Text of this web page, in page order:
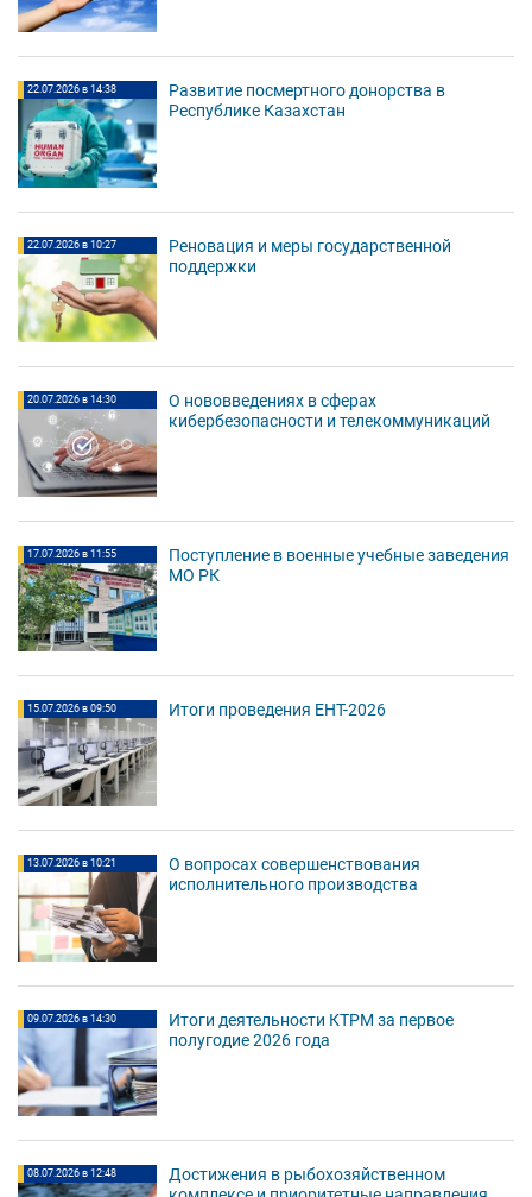
22.07.2026 в 14:38
Развитие посмертного донорства в
Республике Казахстан
22.07.2026 в 10:27
Реновация и меры государственной
поддержки
20.07.2026 в 14:30
О нововведениях в сферах
кибербезопасности и телекоммуникаций
17.07.2026 в 11:55
Поступление в военные учебные заведения
МО РК
15.07.2026 в 09:50 Итоги проведения ЕНТ-2026
13.07.2026 в 10:21
О вопросах совершенствования
исполнительного производства
09.07.2026 в 14:30
Итоги деятельности КТРМ за первое
полугодие 2026 года
08.07.2026 в 12:48
Достижения в рыбохозяйственном